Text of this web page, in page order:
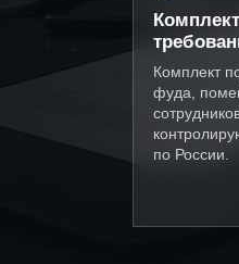
Комплект
фуда,
по России.